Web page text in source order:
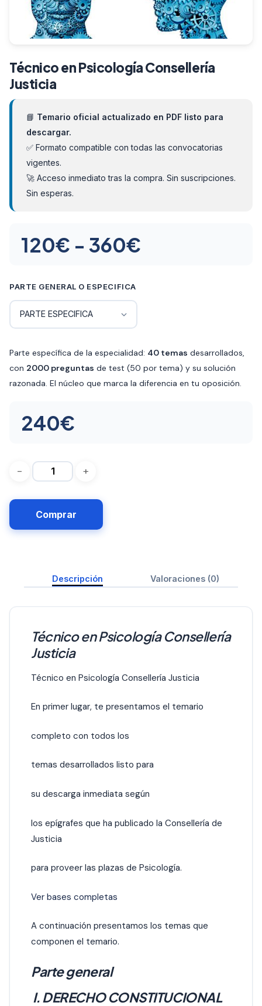
Técnico en Psicología Consellería
Justicia
📘 Temario oficial actualizado en PDF listo para
descargar.
✅ Formato compatible con todas las convocatorias
vigentes.
🚀 Acceso inmediato tras la compra. Sin suscripciones.
Sin esperas.
120€ - 360€
hasta
360€
PARTE GENERAL O ESPECIFICA
Parte específica de la especialidad: 40 temas desarrollados,
con 2000 preguntas de test (50 por tema) y su solución
razonada. El núcleo que marca la diferencia en tu oposición.
240€
Comprar
Descripción Valoraciones (0)
Técnico en Psicología Consellería
Justicia
Técnico en Psicología Consellería Justicia
En primer lugar, te presentamos el temario
completo con todos los
temas desarrollados listo para
su descarga inmediata según
los epígrafes que ha publicado la Consellería de
Justicia
para proveer las plazas de Psicología.
Ver bases completas
A continuación presentamos los temas que
componen el temario.
Parte general
I. DERECHO CONSTITUCIONAL